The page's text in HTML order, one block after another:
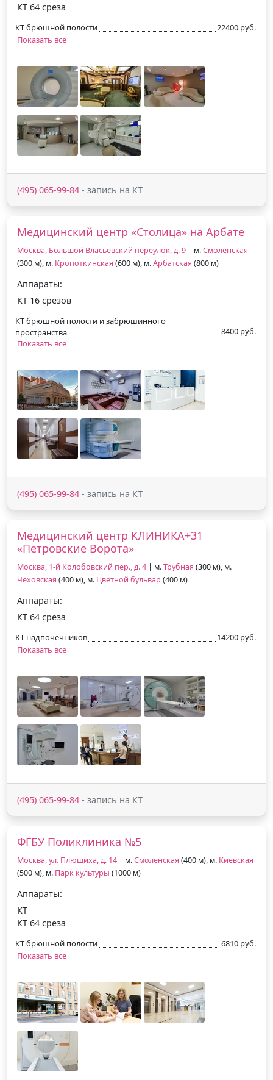
КТ 64 среза
КТ брюшной полости
22400 руб.
Показать все
(495) 065-99-84 - запись на КТ
Медицинский центр «Столица» на Арбате
Москва, Большой Власьевский переулок, д. 9 | м.Смоленская
(300 м), м. Кропоткинская (600 м), м.Арбатская (800 м)
Аппараты:
КТ 16 срезов
КТ брюшной полости и забрюшинного
пространства
8400 руб.
Показать все
(495) 065-99-84 - запись на КТ
Медицинский центр КЛИНИКА+31
«Петровские Ворота»
Москва, 1-й Колобовский пер., д. 4 | м.Трубная (300 м), м.
Чеховская (400 м), м. Цветной бульвар (400 м)
Аппараты:
КТ 64 среза
КТ надпочечников
14200 руб.
Показать все
(495) 065-99-84 - запись на КТ
ФГБУ Поликлиника №5
Москва, ул. Плющиха, д. 14 | м.Смоленская (400 м), м. Киевская
(500 м), м. Парк культуры (1000 м)
Аппараты:
КТ
КТ 64 среза
КТ брюшной полости
6810 руб.
Показать все